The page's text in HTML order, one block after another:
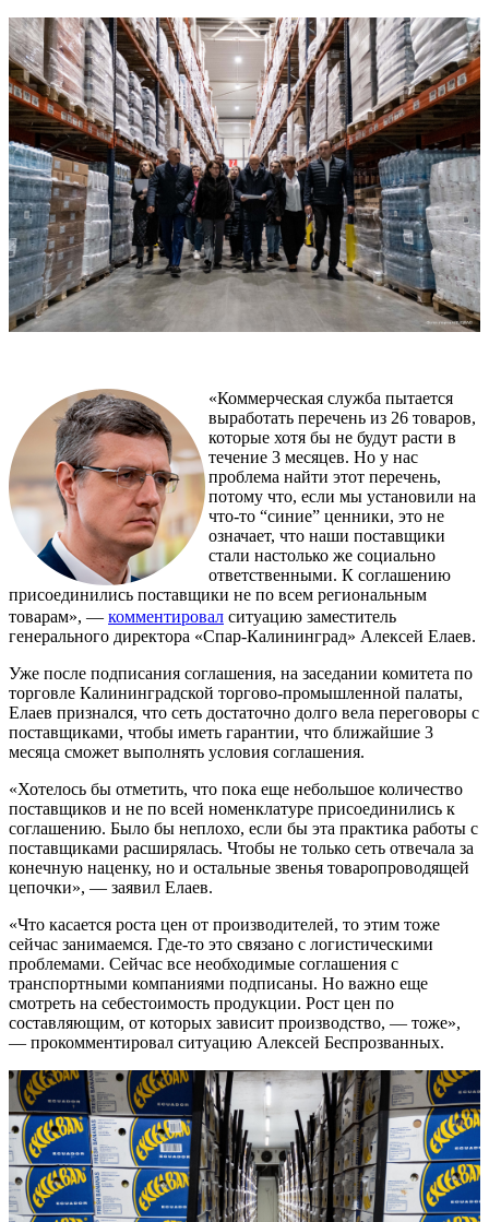
«Коммерческая служба пытается
выработать перечень из 26 товаров,
которые хотя бы не будут расти в
течение 3 месяцев. Но у нас
проблема найти этот перечень,
потому что, если мы установили на
что-то “синие” ценники, это не
означает, что наши поставщики
стали настолько же социально
ответственными. К соглашению
присоединились поставщики не по всем региональным
товарам», — комментировал ситуацию заместитель
генерального директора «Спар-Калининград» Алексей Елаев.
Уже после подписания соглашения, на заседании комитета по
торговле Калининградской торгово-промышленной палаты,
Елаев признался, что сеть достаточно долго вела переговоры с
поставщиками, чтобы иметь гарантии, что ближайшие 3
месяца сможет выполнять условия соглашения.
«Хотелось бы отметить, что пока еще небольшое количество
поставщиков и не по всей номенклатуре присоединились к
соглашению. Было бы неплохо, если бы эта практика работы с
поставщиками расширялась. Чтобы не только сеть отвечала за
конечную наценку, но и остальные звенья товаропроводящей
цепочки», — заявил Елаев.
«Что касается роста цен от производителей, то этим тоже
сейчас занимаемся. Где-то это связано с логистическими
проблемами. Сейчас все необходимые соглашения с
транспортными компаниями подписаны. Но важно еще
смотреть на себестоимость продукции. Рост цен по
составляющим, от которых зависит производство, — тоже»,
— прокомментировал ситуацию Алексей Беспрозванных.